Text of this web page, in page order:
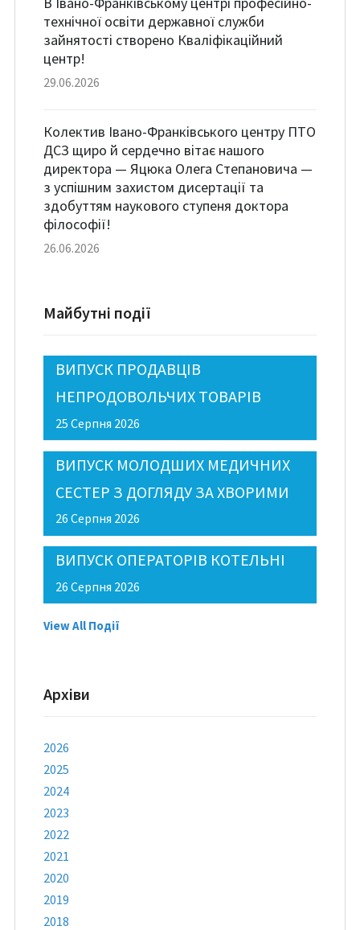
технічної освіти державної служби
зайнятості створено Кваліфікаційний
центр!
29.06.2026
Колектив Івано-Франківського центру ПТО
ДСЗ щиро й сердечно вітає нашого
директора — Яцюка Олега Степановича —
з успішним захистом дисертації та
здобуттям наукового ступеня доктора
філософії!
26.06.2026
Майбутні події
ВИПУСК ПРОДАВЦІВ
НЕПРОДОВОЛЬЧИХ ТОВАРІВ
25 Серпня 2026
ВИПУСК МОЛОДШИХ МЕДИЧНИХ
СЕСТЕР З ДОГЛЯДУ ЗА ХВОРИМИ
26 Серпня 2026
ВИПУСК ОПЕРАТОРІВ КОТЕЛЬНІ
26 Серпня 2026
View All Події
Архіви
2026
2025
2024
2023
2022
2021
2020
2019
2018